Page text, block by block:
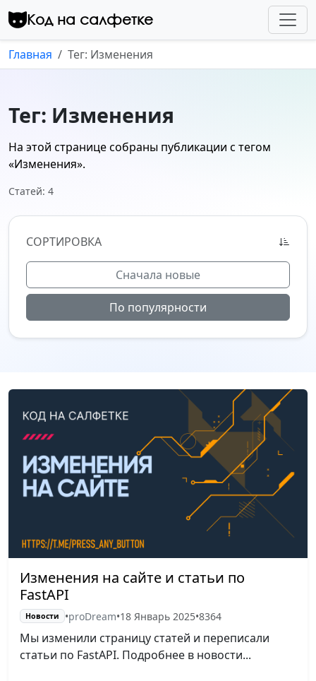
Перейти к контенту
Код на салфетке
Главная Тег: Изменения
Тег: Изменения
На этой странице собраны публикации с тегом
«Изменения».
Статей: 4
СОРТИРОВКА
Сначала новые
По популярности
Изменения на сайте и статьи по
FastAPI
Новости •proDream•18 Январь 2025•8364
Мы изменили страницу статей и переписали
статьи по FastAPI. Подробнее в новости...